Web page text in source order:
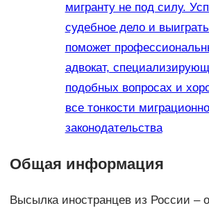
мигранту не под силу.
судебное дело и
поможет
адвокат,
подобных вопросах и
все тонкости
законодательства
Общая информация
Высылка иностранцев из России –